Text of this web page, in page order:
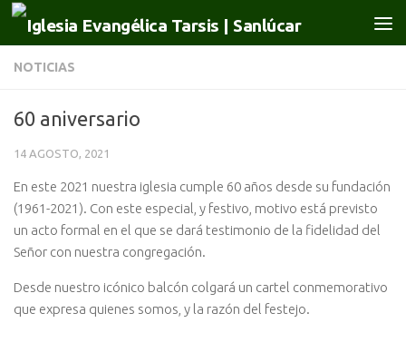
Saltar al contenido
NOTICIAS
60 aniversario
14 AGOSTO, 2021
En este 2021 nuestra iglesia cumple 60 años desde su fundación
(1961-2021). Con este especial, y festivo, motivo está previsto
un acto formal en el que se dará testimonio de la fidelidad del
Señor con nuestra congregación.
Desde nuestro icónico balcón colgará un cartel conmemorativo
que expresa quienes somos, y la razón del festejo.